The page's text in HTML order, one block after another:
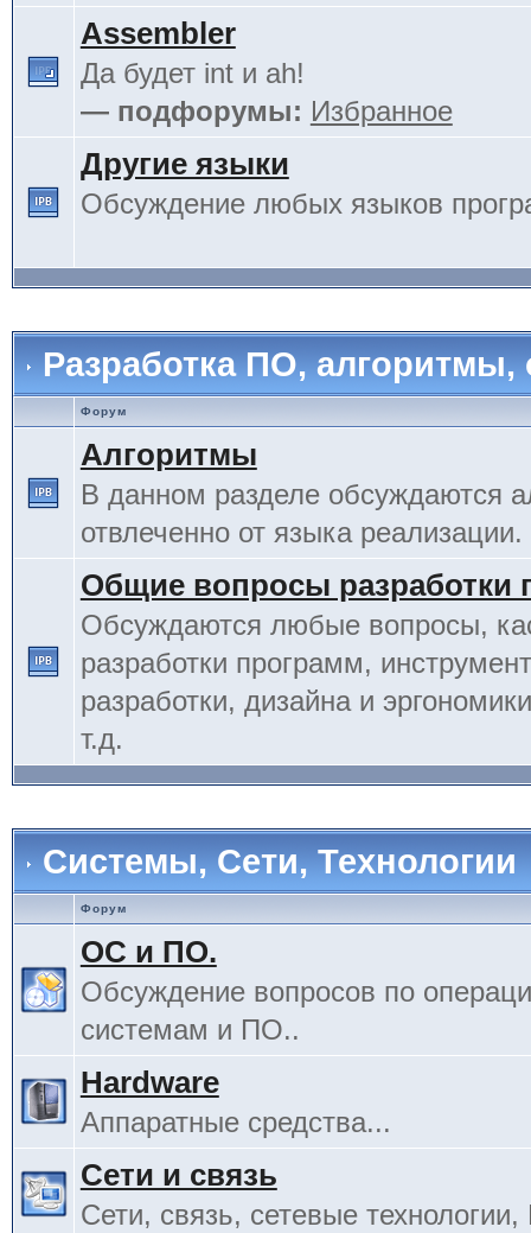
Assembler
Да будет int и ah!
— подфорумы: Избранное
Другие языки
Обсуждение любых языков
Разработка ПО,
Форум
Алгоритмы
В данном разделе обсуждаются
отвлеченно от языка реализации.
Общие вопросы разработки
Обсуждаются любые вопросы,
разработки программ,
разработки, дизайна и
т.д.
Системы, Сети, Технологии
Форум
ОС и ПО.
Обсуждение вопросов по
системам и ПО..
Hardware
Аппаратные средства...
Сети и связь
Сети, связь, сетевые технологии,